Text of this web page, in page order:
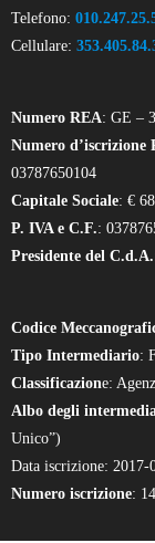
Telefono:
Cellulare:
Numero REA: GE –
Numero d’iscrizione
03787650104
Capitale Sociale: €
P. IVA e C.F.:
Presidente del C.d.A.
Codice
Tipo Intermediario:
Classificazione:
Albo degli
Unico”)
Data iscrizione: 2017-
Numero iscrizione: